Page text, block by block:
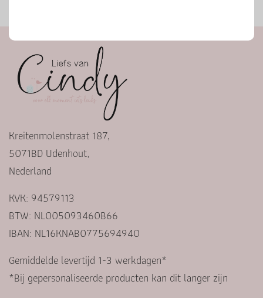
Kreitenmolenstraat 187,
5071BD Udenhout,
Nederland
KVK: 94579113
BTW: NL005093460B66
IBAN: NL16KNAB0775694940
Gemiddelde levertijd 1-3 werkdagen*
*Bij gepersonaliseerde producten kan dit langer zijn